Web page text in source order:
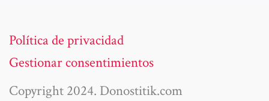
Política de privacidad
Gestionar consentimientos
Copyright 2024. Donostitik.com